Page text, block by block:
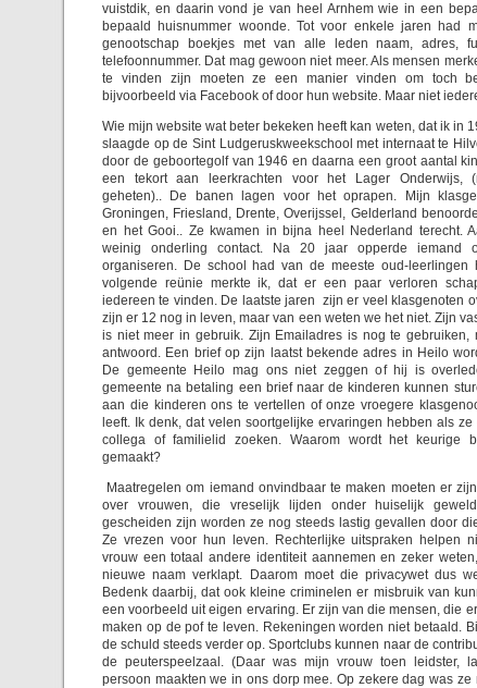
vuistdik, en daarin vond je van heel Arnhem wie in een
bepaald huisnummer woonde. Tot voor enkele jaren had
genootschap boekjes met van alle leden naam, adres,
telefoonnummer. Dat mag gewoon niet meer. Als mensen
te vinden zijn moeten ze een manier vinden om toch
bijvoorbeeld via Facebook of door hun website. Maar niet
Wie mijn website wat beter bekeken heeft kan weten, dat ik in
slaagde op de Sint Ludgeruskweekschool met internaat te
door de geboortegolf van 1946 en daarna een groot aantal
een tekort aan leerkrachten voor het Lager Onderwijs,
geheten).. De banen lagen voor het oprapen. Mijn
Groningen, Friesland, Drente, Overijssel, Gelderland
en het Gooi.. Ze kwamen in bijna heel Nederland terecht.
weinig onderling contact. Na 20 jaar opperde iemand
organiseren. De school had van de meeste oud-leerlingen
volgende reünie merkte ik, dat er een paar verloren
iedereen te vinden. De laatste jaren zijn er veel klasgenoten
zijn er 12 nog in leven, maar van een weten we het niet. Zijn
is niet meer in gebruik. Zijn Emailadres is nog te gebruiken,
antwoord. Een brief op zijn laatst bekende adres in Heilo
De gemeente Heilo mag ons niet zeggen of hij is
gemeente na betaling een brief naar de kinderen kunnen
aan die kinderen ons te vertellen of onze vroegere
leeft. Ik denk, dat velen soortgelijke ervaringen hebben als
collega of familielid zoeken. Waarom wordt het keurige
gemaakt?
Maatregelen om iemand onvindbaar te maken moeten er
over vrouwen, die vreselijk lijden onder huiselijk
gescheiden zijn worden ze nog steeds lastig gevallen door
Ze vrezen voor hun leven. Rechterlijke uitspraken helpen
vrouw een totaal andere identiteit aannemen en zeker
nieuwe naam verklapt. Daarom moet die privacywet dus
Bedenk daarbij, dat ook kleine criminelen er misbruik van
een voorbeeld uit eigen ervaring. Er zijn van die mensen, die
maken op de pof te leven. Rekeningen worden niet betaald.
de schuld steeds verder op. Sportclubs kunnen naar de
de peuterspeelzaal. (Daar was mijn vrouw toen leidster,
persoon maakten we in ons dorp mee. Op zekere dag was ze